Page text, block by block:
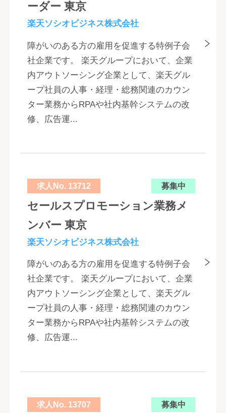
ーダー 東京
楽天ソシオビジネス株式会社
障がいのある方の雇用を促進する特例子会
社企業です。 楽天グループにおいて、企業
内アウトソーシング企業として、楽天グル
ープ社員の人事・経理・総務関連のカウン
ター業務からRPAや社内基幹システムの改
修、広告運...
求人No. 13712 募集中
セールスプロモーション業務メ
ンバー 東京
楽天ソシオビジネス株式会社
障がいのある方の雇用を促進する特例子会
社企業です。 楽天グループにおいて、企業
内アウトソーシング企業として、楽天グル
ープ社員の人事・経理・総務関連のカウン
ター業務からRPAや社内基幹システムの改
修、広告運...
求人No. 13707 募集中